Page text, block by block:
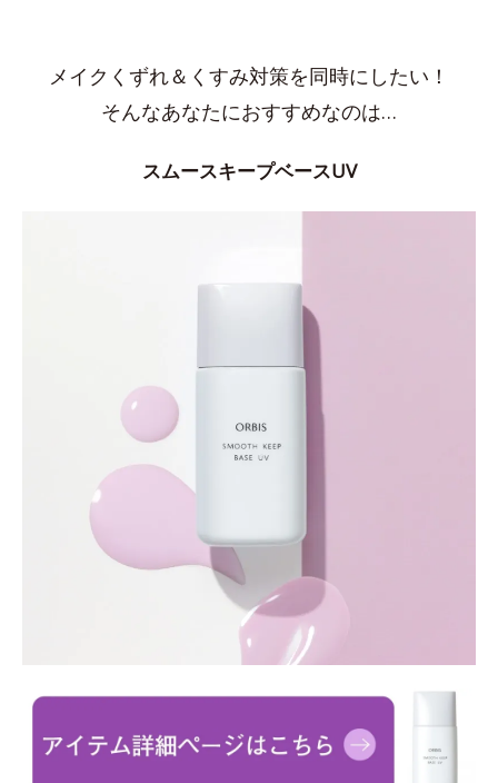
メイクくずれ＆くすみ対策を同時にしたい！
そんなあなたにおすすめなのは…
スムースキープベースUV